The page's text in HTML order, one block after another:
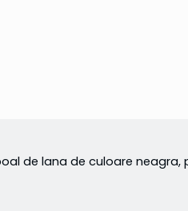
de lana de culoare neagra,